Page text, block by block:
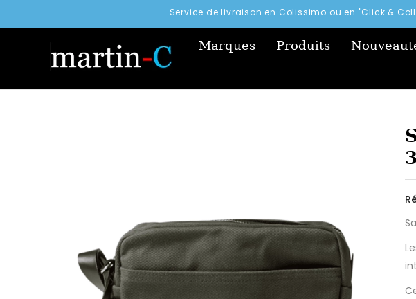
Service de livraison en Colissimo ou en "Click &
Marques Produits